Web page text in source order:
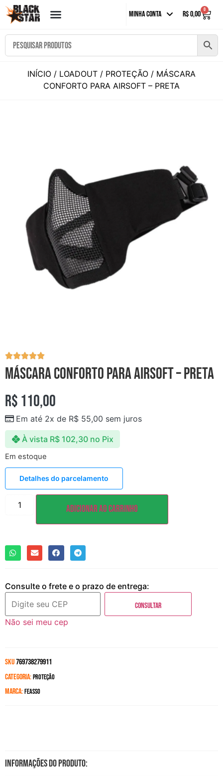
Minha Conta R$0,00
0
INÍCIO / LOADOUT / PROTEÇÃO / MÁSCARA
CONFORTO PARA AIRSOFT – PRETA
MÁSCARA CONFORTO PARA AIRSOFT – Preta
R$ 110,00
Em até 2x de R$ 55,00 sem juros
À vista R$102,30 no Pix
Em estoque
Detalhes do parcelamento
Adicionar ao carrinho
Consulte o frete e o prazo de entrega:
Consultar
Não sei meu cep
SKU769738279911
Categoria:Proteção
Marca:Feasso
Informações do produto: